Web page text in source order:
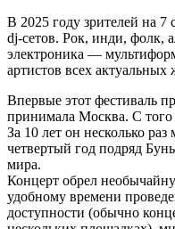
В 2025 году зрителей на 7
dj-сетов. Рок, инди, фолк,
электроника —
артистов всех актуальных
Впервые этот фестиваль
принимала Москва. С того
За 10 лет он несколько
четвертый год подряд
мира.
Концерт обрел
удобному времени
доступности (обычно